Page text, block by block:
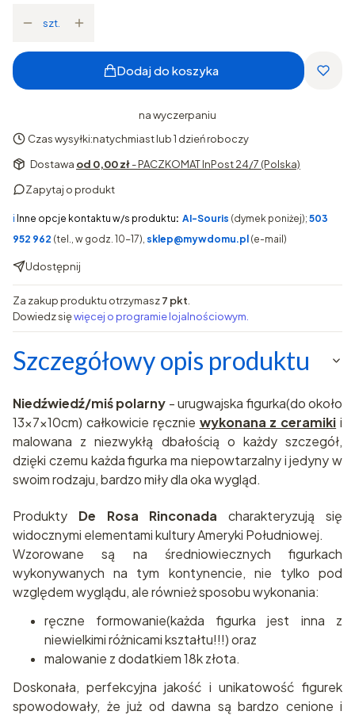
szt.
Dodaj do koszyka
na wyczerpaniu
Czas wysyłki:natychmiast lub 1 dzień roboczy
Dostawa od 0,00 zł- PACZKOMAT InPost 24/7 (Polska)
Zapytaj o produkt
ℹ️ Inne opcje kontaktu w/s produktu: AI-Souris (dymek poniżej); 503
952 962 (tel., w godz. 10-17), sklep@mywdomu.pl (e-mail)
Udostępnij
Za zakup produktu otrzymasz7 pkt
Dowiedz sięwięcej o programie lojalnościowym.
Szczegółowy opis produktu
Niedźwiedź/miś polarny - urugwajska figurka(do około
13x7x10cm) całkowicie ręcznie wykonana z ceramiki i
malowana z niezwykłą dbałością o każdy szczegół,
dzięki czemu każda figurka ma niepowtarzalny i jedyny w
swoim rodzaju, bardzo miły dla oka wygląd.
Produkty De Rosa Rinconada charakteryzują się
widocznymi elementami kultury Ameryki Południowej.
Wzorowane są na średniowiecznych figurkach
wykonywanych na tym kontynencie, nie tylko pod
względem wyglądu, ale również sposobu wykonania:
ręczne formowanie(każda figurka jest inna z
niewielkimi różnicami kształtu!!!) oraz
malowanie z dodatkiem 18k złota.
Doskonała, perfekcyjna jakość i unikatowość figurek
spowodowały, że już od dawna są bardzo cenione i